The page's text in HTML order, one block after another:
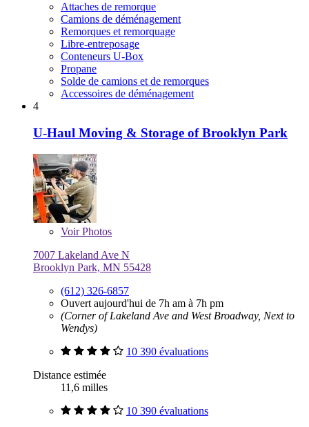
Attaches de remorque
Camions de déménagement
Remorques et remorquage
Libre-entreposage
Conteneurs U-Box
Propane
Solde de camions et de remorques
Accessoires de déménagement
4
U-Haul Moving & Storage of Brooklyn Park
VoirPhotos
7007 Lakeland Ave N
Brooklyn Park, MN 55428
(612) 326-6857
Ouvert aujourd'hui de 7h am à 7h pm
(Corner of Lakeland Ave and West Broadway, Next to
Wendys)
10 390 évaluations
Distance estimée
11,6 milles
10 390 évaluations